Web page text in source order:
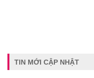
TIN MỚI CẬP NHẬT